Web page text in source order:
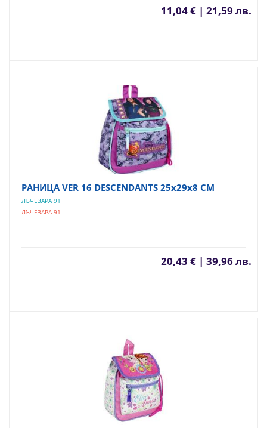
11,04 € | 21,59 лв.
РАНИЦА VER 16 DESCENDANTS 25х29х8 СМ
ЛЪЧЕЗАРА 91
ЛЪЧЕЗАРА 91
20,43 € | 39,96 лв.